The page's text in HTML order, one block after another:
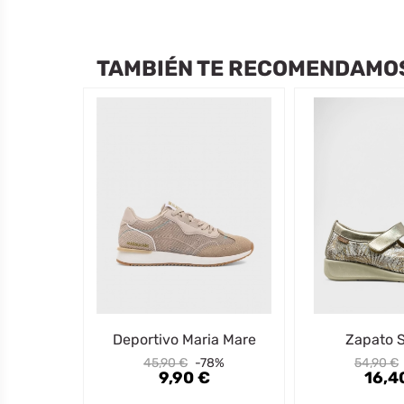
TAMBIÉN TE
Deportivo Maria Mare
45,90 € -78%
9,90 €
Zapato
54,90 €